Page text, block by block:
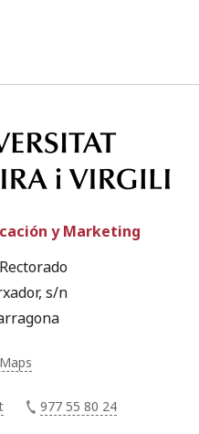
y Marketing
s/n
977 55 80 24